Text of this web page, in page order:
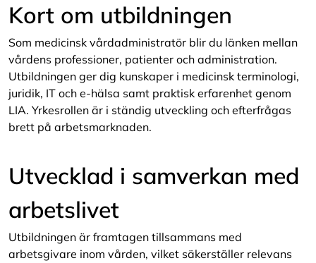
Kort om utbildningen
Som medicinsk vårdadministratör blir du länken mellan
vårdens professioner, patienter och administration.
Utbildningen ger dig kunskaper i medicinsk terminologi,
juridik, IT och e-hälsa samt praktisk erfarenhet genom
LIA. Yrkesrollen är i ständig utveckling och efterfrågas
brett på arbetsmarknaden.
Utvecklad i samverkan med
arbetslivet
Utbildningen är framtagen tillsammans med
arbetsgivare inom vården, vilket säkerställer relevans